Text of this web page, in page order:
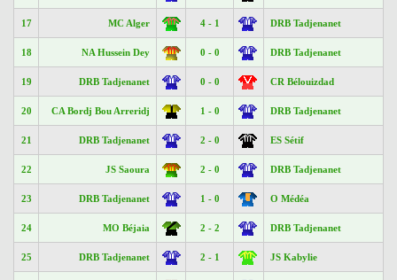
17 MC Alger 4 - 1 DRB Tadjenanet
18 NA Hussein Dey 0 - 0 DRB Tadjenanet
19 DRB Tadjenanet 0 - 0 CR Bélouizdad
20 CA Bordj Bou Arreridj 1 - 0 DRB Tadjenanet
21 DRB Tadjenanet 2 - 0 ES Sétif
22 JS Saoura 2 - 0 DRB Tadjenanet
23 DRB Tadjenanet 1 - 0 O Médéa
24 MO Béjaia 2 - 2 DRB Tadjenanet
25 DRB Tadjenanet 2 - 1 JS Kabylie